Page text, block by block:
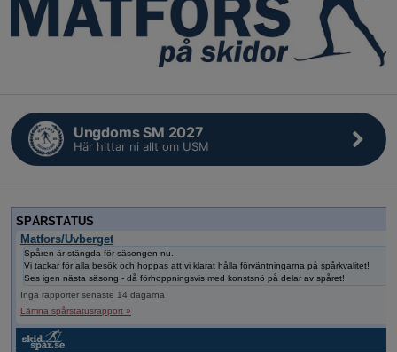
Ungdoms SM 2027
Här hittar ni allt om USM
SPÅRSTATUS
Matfors/Uvberget
Spåren är stängda för säsongen nu.
Vi tackar för alla besök och hoppas att vi klarat hålla förväntningarna på spårkvalitet!
Ses igen nästa säsong - då förhoppningsvis med konstsnö på delar av spåret!
Inga rapporter senaste 14 dagarna
Lämna spårstatusrapport »